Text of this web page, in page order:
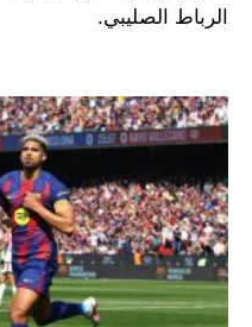
الرباط الصليبي.